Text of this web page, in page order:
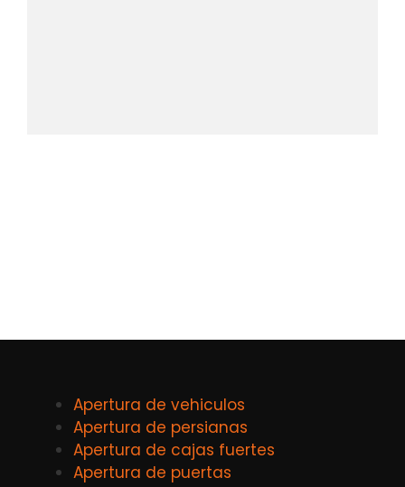
Apertura de vehiculos
Apertura de persianas
Apertura de cajas fuertes
Apertura de puertas